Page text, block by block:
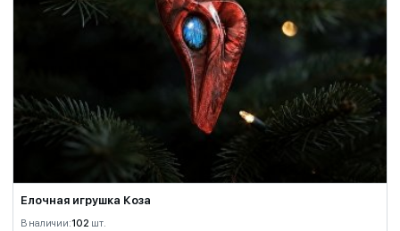
Елочная игрушка Коза
В наличии:102 шт.